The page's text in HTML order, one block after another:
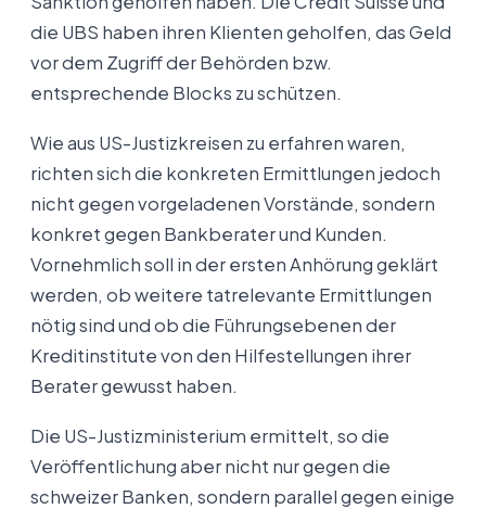
die UBS haben ihren Klienten geholfen, das Geld
vor dem Zugriff der Behörden bzw.
entsprechende Blocks zu schützen.
Wie aus US-Justizkreisen zu erfahren waren,
richten sich die konkreten Ermittlungen jedoch
nicht gegen vorgeladenen Vorstände, sondern
konkret gegen Bankberater und Kunden.
Vornehmlich soll in der ersten Anhörung geklärt
werden, ob weitere tatrelevante Ermittlungen
nötig sind und ob die Führungsebenen der
Kreditinstitute von den Hilfestellungen ihrer
Berater gewusst haben.
Die US-Justizministerium ermittelt, so die
Veröffentlichung aber nicht nur gegen die
schweizer Banken, sondern parallel gegen einige